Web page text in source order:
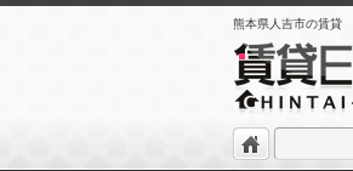
熊本県人吉市の賃貸